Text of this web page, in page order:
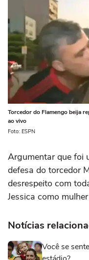
Torcedor do Flamengo beija
ao vivo
Foto: ESPN
Argumentar que foi
defesa do torcedor
desrespeito com
Jessica como
Notícias
Você se